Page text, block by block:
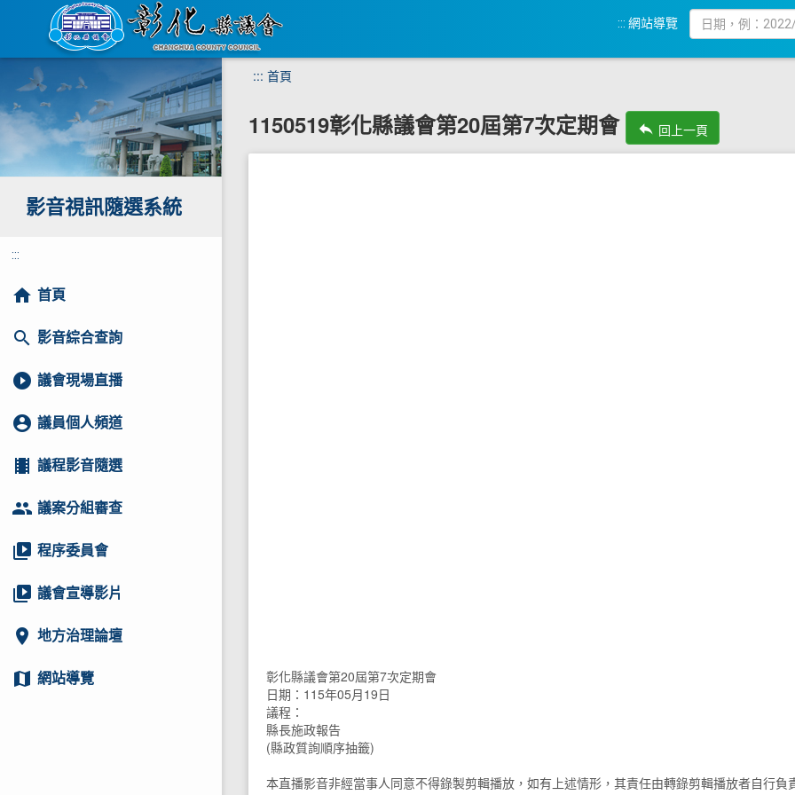
主
要
容
區
::: 網站導覽
影音視訊隨選系統
:::
home 首頁
search 影音綜合查詢
play_circle_filled 議會現場直播
account_circle 議員個人頻道
local_movies 議程影音隨選
group 議案分組審查
video_library 程序委員會
video_library 議會宣導影片
location_on 地方治理論壇
map 網站導覽
::: 首頁
1150519彰化縣議會第20屆第7次定期會 reply 回上一頁
彰化縣議會第20屆第7次定期會
日期：115年05月19日
議程：
縣長施政報告
(縣政質詢順序抽籤)
本直播影音非經當事人同意不得錄製剪輯播放，如有上述情形，其責任由轉錄剪輯播放者自行負